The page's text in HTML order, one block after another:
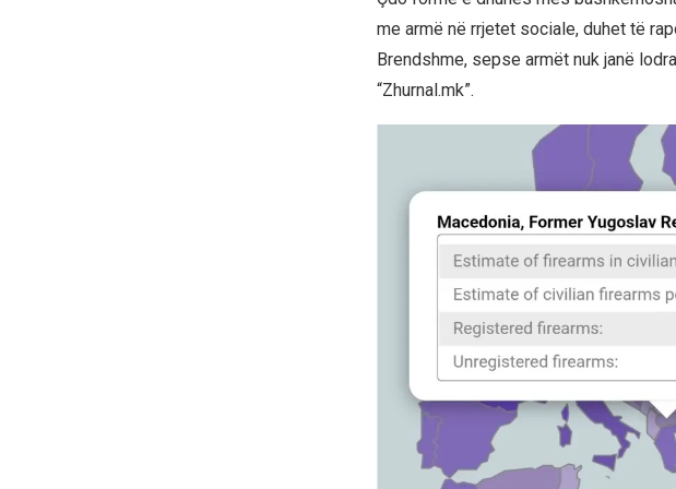
me armë në rrjetet sociale, duhet të
Brendshme, sepse armët nuk janë
“Zhurnal.mk”.